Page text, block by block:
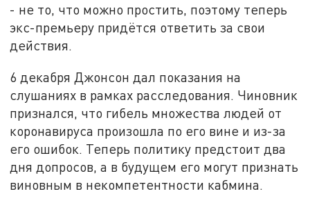
- не то, что можно простить, поэтому теперь
экс-премьеру придётся ответить за свои
действия.
6 декабря Джонсон дал показания на
слушаниях в рамках расследования. Чиновник
признался, что гибель множества людей от
коронавируса произошла по его вине и из-за
его ошибок. Теперь политику предстоит два
дня допросов, а в будущем его могут признать
виновным в некомпетентности кабмина.